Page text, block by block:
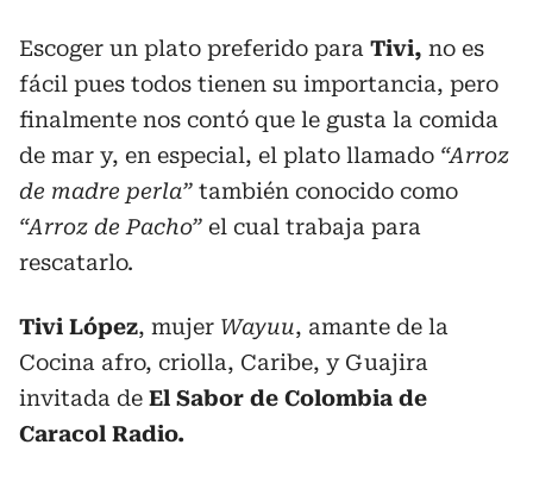
Escoger un plato preferido para Tivi, no es
fácil pues todos tienen su importancia, pero
finalmente nos contó que le gusta la comida
de mar y, en especial, el plato llamado “Arroz
de madre perla” también conocido como
“Arroz de Pacho” el cual trabaja para
rescatarlo.
Tivi López, mujer Wayuu, amante de la
Cocina afro, criolla, Caribe, y Guajira
invitada de El Sabor de Colombia de
Caracol Radio.